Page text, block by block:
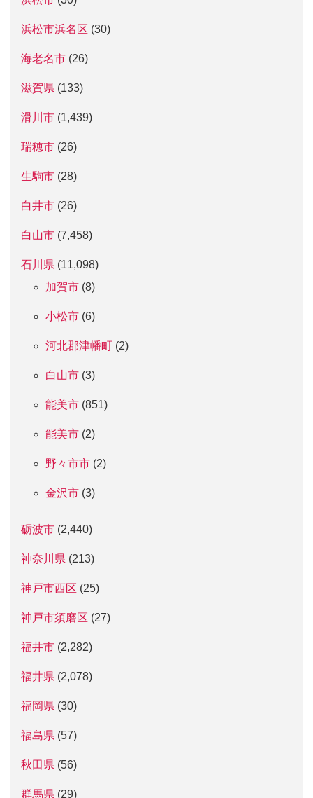
浜松市浜名区 (30)
海老名市 (26)
滋賀県 (133)
滑川市 (1,439)
瑞穂市 (26)
生駒市 (28)
白井市 (26)
白山市 (7,458)
石川県 (11,098)
加賀市 (8)
小松市 (6)
河北郡津幡町 (2)
白山市 (3)
能美市 (851)
能美市 (2)
野々市市 (2)
金沢市 (3)
砺波市 (2,440)
神奈川県 (213)
神戸市西区 (25)
神戸市須磨区 (27)
福井市 (2,282)
福井県 (2,078)
福岡県 (30)
福島県 (57)
秋田県 (56)
群馬県 (29)